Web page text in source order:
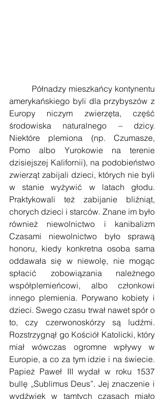
amerykańskiego byli dla przybyszów z
Europy niczym zwierzęta, część
środowiska naturalnego – dzicy.
Niektóre plemiona (np. Czumasze,
Pomo albo Yurokowie na terenie
dzisiejszej Kalifornii), na podobieństwo
zwierząt zabijali dzieci, których nie byli
w stanie wyżywić w latach głodu.
Praktykowali też zabijanie bliźniąt,
chorych dzieci i starców. Znane im było
również niewolnictwo i kanibalizm
Czasami niewolnictwo było sprawą
honoru, kiedy konkretna osoba sama
oddawała się w niewolę, nie mogąc
spłacić zobowiązania należnego
współplemieńcowi, albo członkowi
innego plemienia. Porywano kobiety i
dzieci. Swego czasu trwał nawet spór o
to, czy czerwonoskórzy są ludźmi.
Rozstrzygnął go Kościół Katolicki, który
miał wówczas ogromne wpływy w
Europie, a co za tym idzie i na świecie.
Papież Paweł III wydał w roku 1537
bullę „Sublimus Deus”. Jej znaczenie i
wydźwięk w tamtych czasach miało